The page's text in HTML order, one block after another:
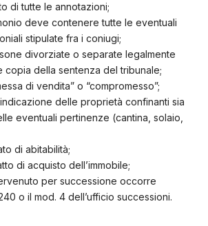
di tutte le annotazioni;
deve contenere tutte le eventuali
stipulate fra i coniugi;
divorziate o separate legalmente
copia della sentenza del tribunale;
di vendita” o “compromesso”;
delle proprietà confinanti sia
eventuali pertinenze (cantina, solaio,
di abitabilità;
di acquisto dell’immobile;
per successione occorre
o il mod. 4 dell’ufficio successioni.